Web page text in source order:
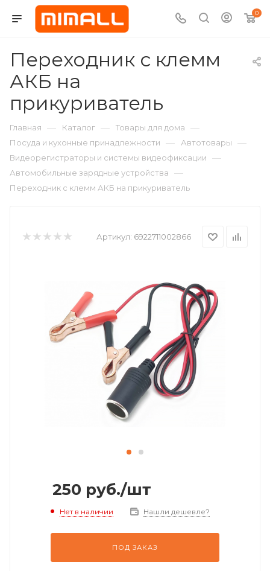
0
Переходник с клемм
АКБ на
прикуриватель
Главная — Каталог — Товары для дома —
Посуда и кухонные принадлежности — Автотовары —
Видеорегистраторы и системы видеофиксации —
Автомобильные зарядные устройства —
Переходник с клемм АКБ на прикуриватель
Артикул: 6922711002866
250 руб./шт
Нет в наличии Нашли дешевле?
ПОД ЗАКАЗ